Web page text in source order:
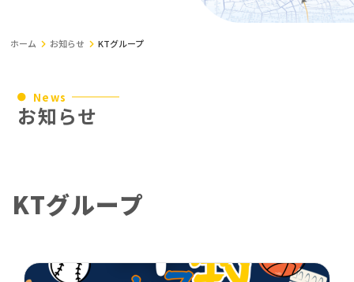
ホーム お知らせ KTグループ
お知らせ
News
KTグループ